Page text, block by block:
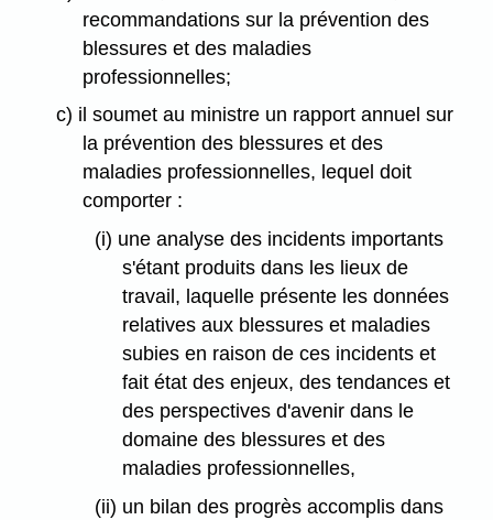
recommandations sur la prévention des
blessures et des maladies
professionnelles;
c) il soumet au ministre un rapport annuel sur
la prévention des blessures et des
maladies professionnelles, lequel doit
comporter :
(i) une analyse des incidents importants
s'étant produits dans les lieux de
travail, laquelle présente les données
relatives aux blessures et maladies
subies en raison de ces incidents et
fait état des enjeux, des tendances et
des perspectives d'avenir dans le
domaine des blessures et des
maladies professionnelles,
(ii) un bilan des progrès accomplis dans